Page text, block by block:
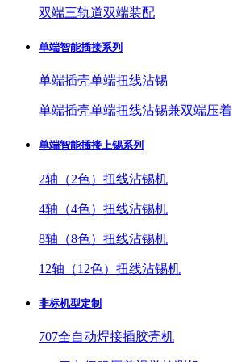
双端三轨道双端装配
单端智能插接系列
单端插壳单端扭线沾锡
单端插壳单端扭线沾锡兼双端压着
单端智能插接上锡系列
2轴（2色）扭线沾锡机
4轴（4色）扭线沾锡机
8轴（8色）扭线沾锡机
12轴（12色）扭线沾锡机
非标机型定制
707全自动焊接插胶壳机